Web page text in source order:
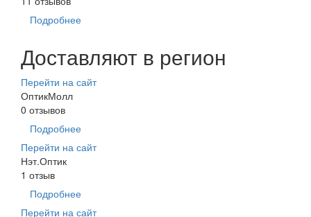
Подробнее
Доставляют в регион
Перейти на сайт
ОптикМолл
0 отзывов
Подробнее
Перейти на сайт
Нэт.Оптик
1 отзыв
Подробнее
Перейти на сайт